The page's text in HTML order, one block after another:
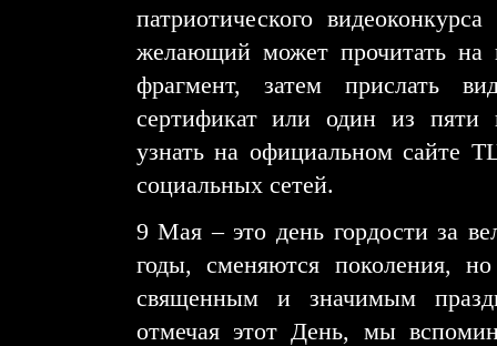
патриотического
желающий может прочитать на
фрагмент, затем прислать
сертификат или один из пяти
узнать на официальном сайте
социальных сетей.
9 Мая – это день гордости за
годы, сменяются поколения,
священным и значимым
отмечая этот День, мы